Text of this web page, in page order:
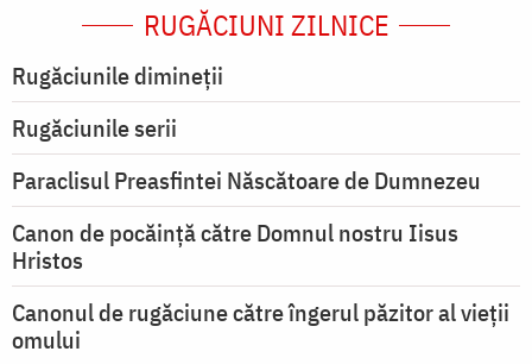
RUGĂCIUNI ZILNICE
Rugăciunile dimineții
Rugăciunile serii
Paraclisul Preasfintei Născătoare de Dumnezeu
Canon de pocăință către Domnul nostru Iisus
Hristos
Canonul de rugăciune către îngerul păzitor al vieții
omului